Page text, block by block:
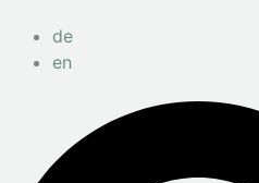
de
en